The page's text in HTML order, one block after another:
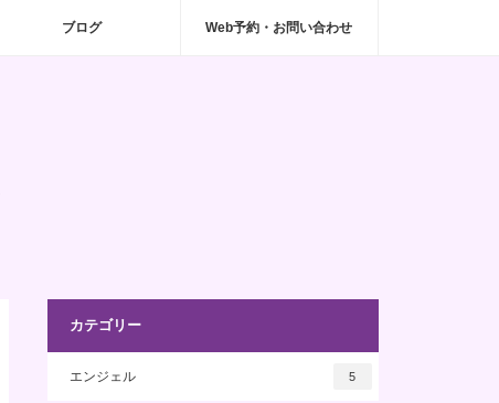
ブログ Web予約・お問い合わせ
カテゴリー
エンジェル 5